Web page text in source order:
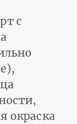
с
окраска